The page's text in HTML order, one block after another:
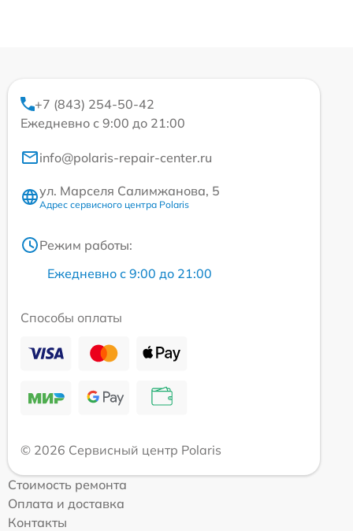
+7 (843) 254-50-42
Ежедневно с 9:00 до 21:00
info@polaris-repair-center.ru
ул. Марселя Салимжанова, 5
Адрес сервисного центра Polaris
Режим работы:
Ежедневно с 9:00 до 21:00
Способы оплаты
© 2026 Сервисный центр Polaris
Стоимость ремонта
Оплата и доставка
Контакты